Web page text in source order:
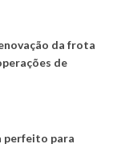
da frota
de
perfeito para